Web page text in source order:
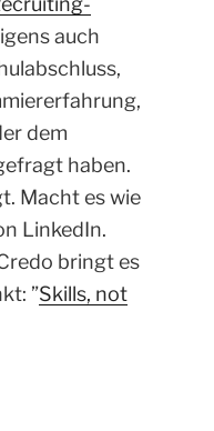
auch
dem
haben.
Macht es wie
LinkedIn.
bringt es
”Skills, not